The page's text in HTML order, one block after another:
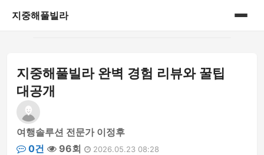
지중해풀빌라
게시판
지중해풀빌라 완벽 경험 리뷰와 꿀팁
대공개
여행솔루션 전문가 이정후
0건
96회 2026.05.23 08:28